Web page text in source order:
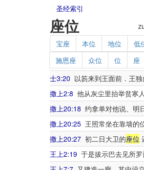
圣经索引
座位
宝座
本位 地位 低
施恩座
众位 位
座
士3:20 以笏来到王面前．王
撒上2:8 他从灰尘里抬举贫寒
撒上20:18 约拿单对他说、明
撒上20:25 王照常坐在靠墙的
撒上20:27 初二日大卫的座位
王上2:19 于是拔示巴去见所